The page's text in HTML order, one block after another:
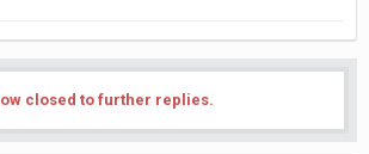
closed to further replies.